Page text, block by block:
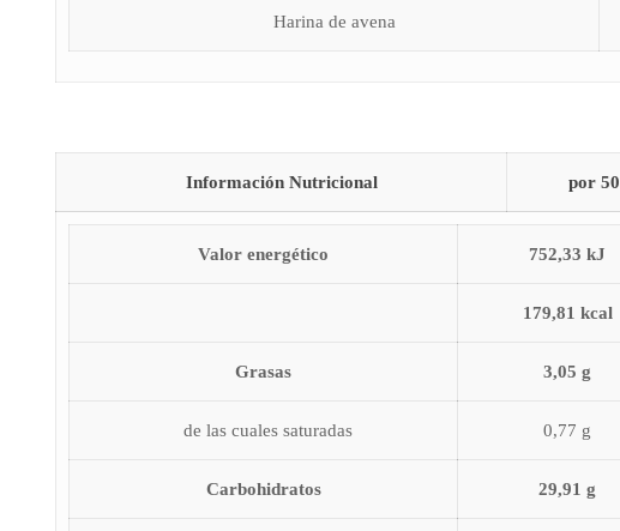
Harina de avena
Información Nutricional por
Valor energético 752,33 kJ
179,81 kcal
Grasas 3,05 g
de las cuales saturadas 0,77 g
Carbohidratos 29,91 g